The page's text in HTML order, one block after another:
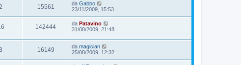
15561 da Gabbo
23/11/2009, 15:53
142444 da Patavino
31/08/2009, 21:48
16149 da magician
25/08/2009, 12:32